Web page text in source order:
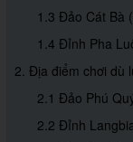
1.3 Đảo Cát Bà
1.4 Đỉnh Pha
2. Địa điểm chơi dù
2.1 Đảo Phú
2.2 Đỉnh